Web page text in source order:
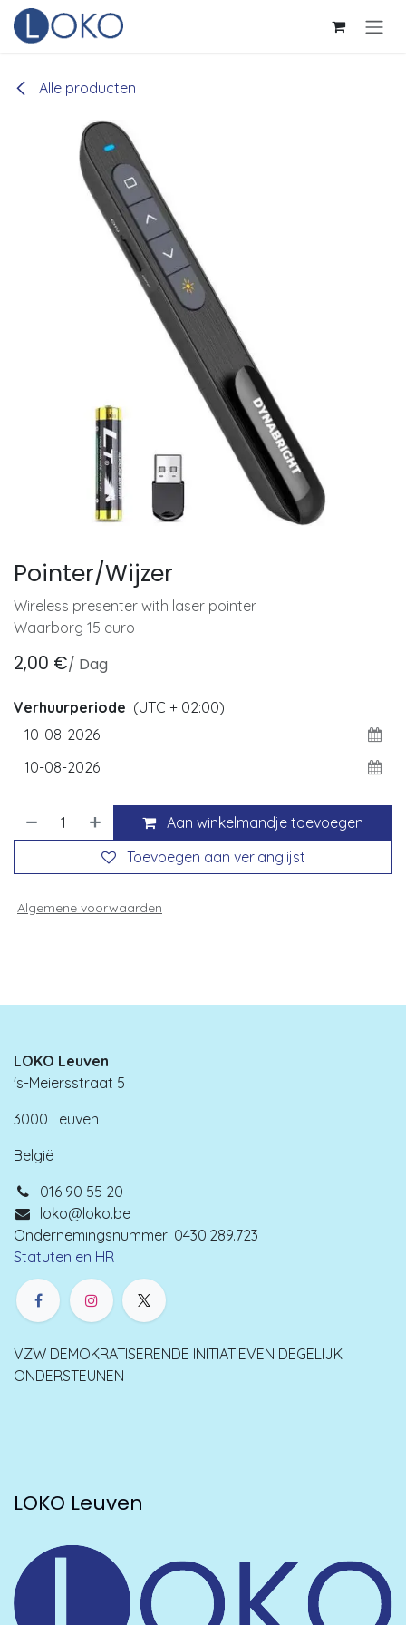
Overslaan naar inhoud
Alle producten
Pointer/Wijzer
Wireless presenter with laser pointer.
Waarborg 15 euro
2,00 €/ Dag
Verhuurperiode (UTC + 02:00)
Aan winkelmandje toevoegen
Toevoegen aan verlanglijst
Algemene voorwaarden
LOKO Leuven
's-Meiersstraat 5
3000 Leuven
België
016 90 55 20
loko@loko.be
Ondernemingsnummer: 0430.289.723
Statuten en HR
VZW DEMOKRATISERENDE INITIATIEVEN DEGELIJK
ONDERSTEUNEN
LOKO Leuven